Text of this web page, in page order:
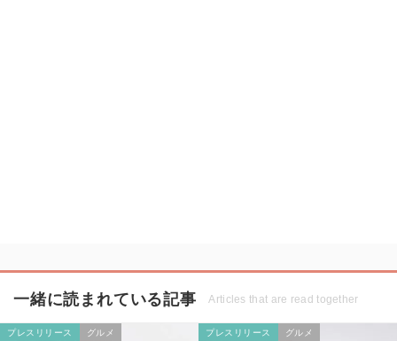
一緒に読まれている記事 Articles that are read together
プレスリリース グルメ プレスリリース グルメ